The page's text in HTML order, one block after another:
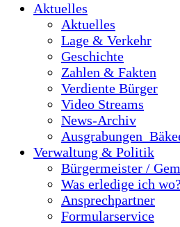
Aktuelles
Aktuelles
Lage & Verkehr
Geschichte
Zahlen & Fakten
Verdiente Bürger
Video Streams
News-Archiv
Verwaltung & Politik
Bürgermeister /
Was erledige ich wo?
Ansprechpartner
Formularservice